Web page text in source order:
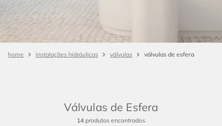
instalações hidráulicas válvulas válvulas de esfera
Válvulas de Esfera
14 produtos